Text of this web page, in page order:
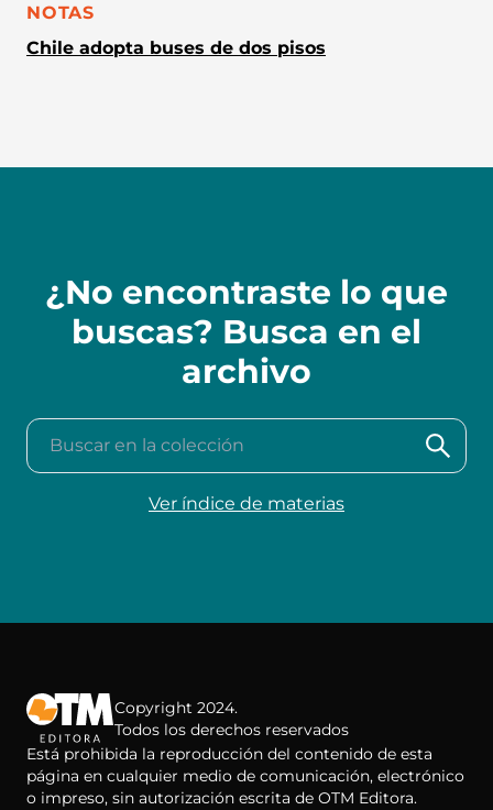
CATEGORÍA:
NOTAS
Chile adopta buses de dos pisos
¿No encontraste lo que
buscas? Busca en el
archivo
Buscar en la colección
Ver índice de materias
Copyright 2024.
Todos los derechos reservados
Está prohibida la reproducción del contenido de esta
página en cualquier medio de comunicación, electrónico
o impreso, sin autorización escrita de OTM Editora.